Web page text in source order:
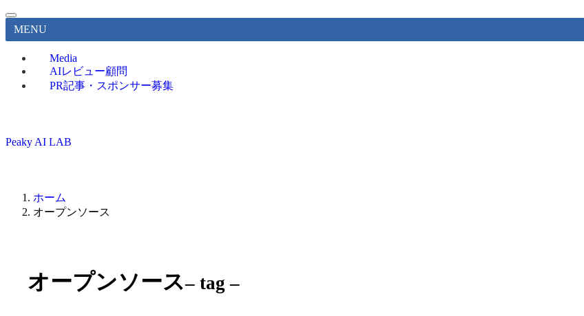
MENU
Media
AIレビュー顧問
PR記事・スポンサー募集
Peaky AI LAB
ホーム
オープンソース
オープンソース– tag –